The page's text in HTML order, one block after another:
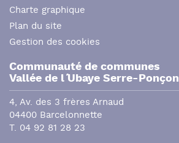
Charte graphique
Plan du site
Gestion des cookies
Communauté de communes
Vallée de l´ Ubaye Serre-Ponçon
4, Av. des 3 frères Arnaud
04400 Barcelonnette
T. 04 92 81 28 23